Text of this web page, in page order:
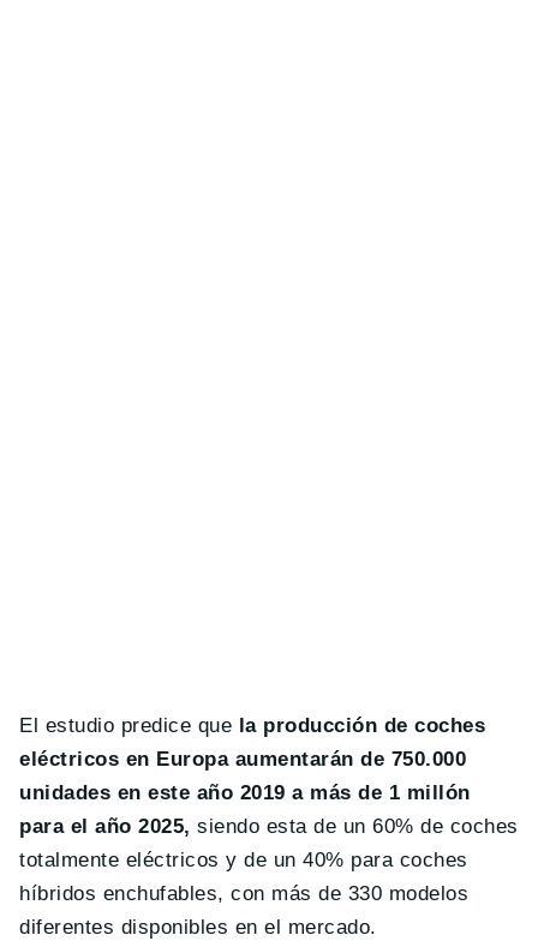
El estudio predice que la producción de coches
eléctricos en Europa aumentarán de 750.000
unidades en este año 2019 a más de 1 millón
para el año 2025, siendo esta de un 60% de coches
totalmente eléctricos y de un 40% para coches
híbridos enchufables, con más de 330 modelos
diferentes disponibles en el mercado.